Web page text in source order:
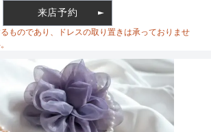
60
96 100
280 280
来店予約
ものであり、ドレスの取り置きは承っておりませ